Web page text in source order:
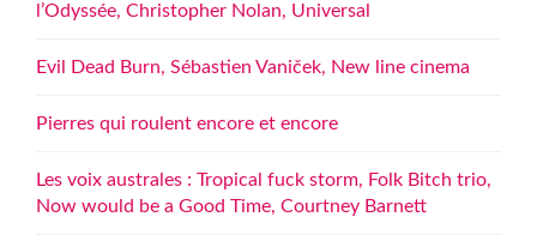
l’Odyssée, Christopher Nolan, Universal
Evil Dead Burn, Sébastien Vaniček, New line cinema
Pierres qui roulent encore et encore
Les voix australes : Tropical fuck storm, Folk Bitch trio,
Now would be a Good Time, Courtney Barnett